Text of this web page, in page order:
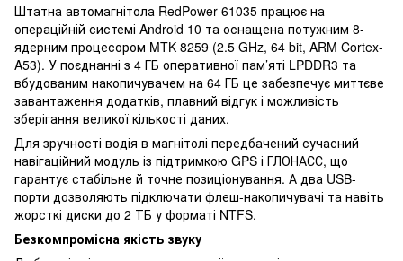
Штатна автомагнітола RedPower 61035 працює на
операційній системі Android 10 та оснащена потужним 8-
ядерним процесором MTK 8259 (2.5 GHz, 64 bit, ARM Cortex-
A53). У поєднанні з 4 ГБ оперативної пам’яті LPDDR3 та
вбудованим накопичувачем на 64 ГБ це забезпечує миттєве
завантаження додатків, плавний відгук і можливість
зберігання великої кількості даних.
Для зручності водія в магнітолі передбачений сучасний
навігаційний модуль із підтримкою GPS і ГЛОНАСС, що
гарантує стабільне й точне позиціонування. А два USB-
порти дозволяють підключати флеш-накопичувачі та навіть
жорсткі диски до 2 ТБ у форматі NTFS.
Безкомпромісна якість звуку